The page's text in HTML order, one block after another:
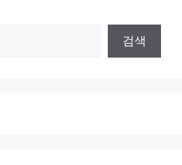
검색